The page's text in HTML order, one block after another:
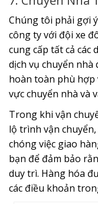
Chúng tôi phải gợi
công ty với đội xe
cung cấp tất cả các
dịch vụ chuyển nhà
hoàn toàn phù hợp
vực chuyển nhà và
Trong khi vận
lộ trình vận
chóng việc giao
bạn để đảm bảo
duy trì. Hàng hóa
các điều khoản